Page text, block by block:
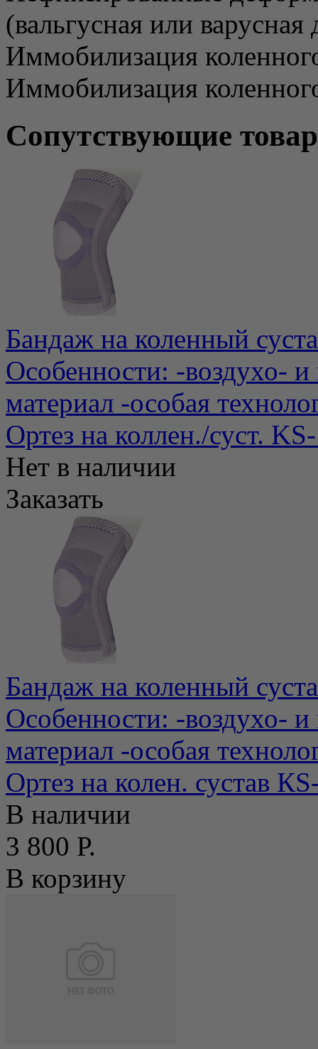
(вальгусная или
Иммобилизация
Иммобилизация
Сопутствующие
Бандаж на коленный
Особенности: -воздухо-
материал -особая
Ортез на коллен./суст.
Нет в наличии
Заказать
Бандаж на коленный
Особенности: -воздухо-
материал -особая
Ортез на колен. сустав
В наличии
3 800 Р.
В корзину